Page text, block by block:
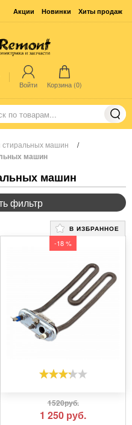
Акции Новинки Хиты продаж
Войти Корзина (0)
стиральных машин /
машин
машин
фильтр
В ИЗБРАННОЕ
-18 %
1520руб.
1 250 руб.